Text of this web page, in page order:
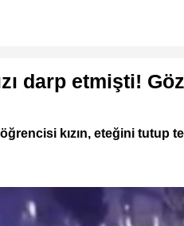
darp etmişti!
kızın, eteğini tutup